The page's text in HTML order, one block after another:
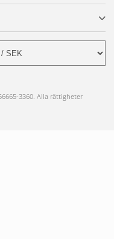
3360. Alla rättigheter